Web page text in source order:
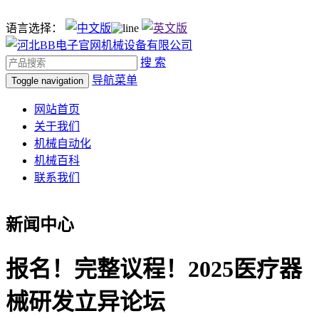
语言选择：
搜 索
Toggle navigation 导航菜单
网站首页
关于我们
机械自动化
机械百科
联系我们
新闻中心
报名！完整议程！2025医疗器
械研发立异论坛